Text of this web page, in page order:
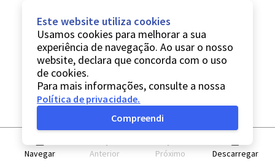
Navegar Anterior Próximo Descarregar
Este website utiliza cookies
Usamos cookies para melhorar a sua
experiência de navegação. Ao usar o nosso
website, declara que concorda com o uso
de cookies.
Para mais informações, consulte a nossa
Política de privacidade.
Compreendi